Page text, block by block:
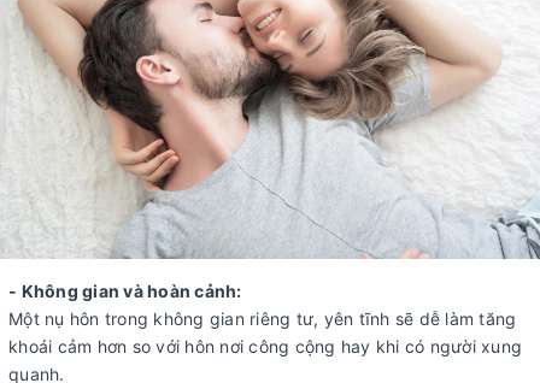
- Không gian và hoàn cảnh:
Một nụ hôn trong không gian riêng tư, yên tĩnh sẽ dễ làm tăng
khoái cảm hơn so với hôn nơi công cộng hay khi có người xung
quanh.